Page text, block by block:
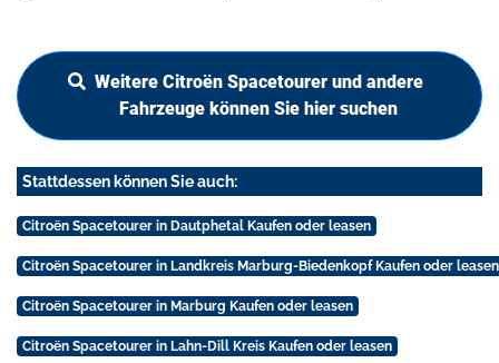
Weitere Citroën Spacetourer und andere
Fahrzeuge können Sie hier suchen
Stattdessen können Sie auch:
Citroën Spacetourer in Dautphetal Kaufen oder leasen
Citroën Spacetourer in Landkreis Marburg-Biedenkopf Kaufen oder leasen
Citroën Spacetourer in Marburg Kaufen oder leasen
Citroën Spacetourer in Lahn-Dill Kreis Kaufen oder leasen